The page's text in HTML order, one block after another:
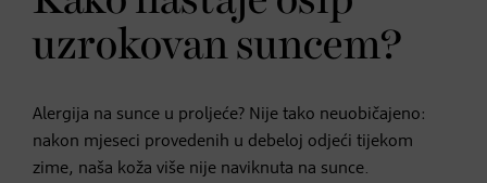
uzrokovan suncem?
Alergija na sunce u proljeće? Nije tako neuobičajeno:
nakon mjeseci provedenih u debeloj odjeći tijekom
zime, naša koža više nije naviknuta na sunce.